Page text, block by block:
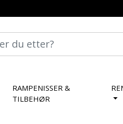
RAMPENISSER &
TILBEHØR